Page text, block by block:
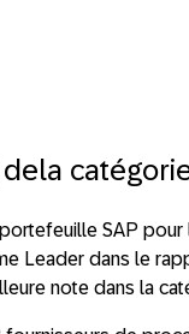
cat
SAP
Leader dans le
note dans la